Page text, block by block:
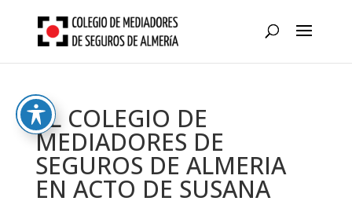
content
EL COLEGIO DE
MEDIADORES DE
SEGUROS DE ALMERIA
EN ACTO DE SUSANA